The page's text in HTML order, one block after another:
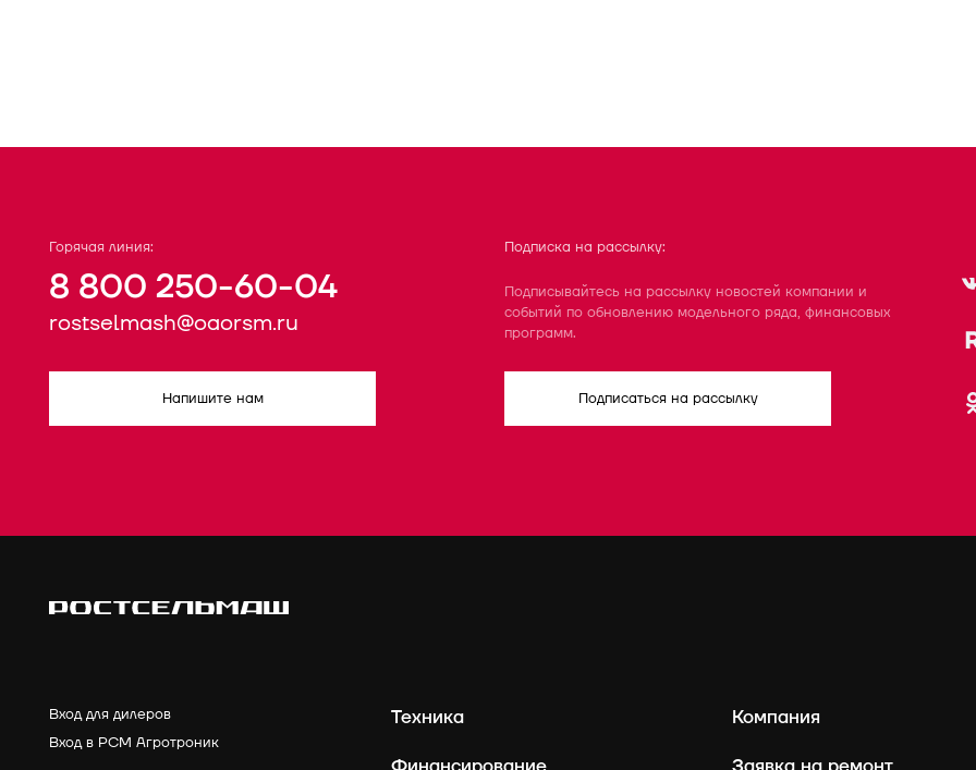
Горячая линия:
8 800 250-60-04
rostselmash@oaorsm.ru
Напишите нам
Подписка на рассылку:
Подписывайтесь на рассылку новостей компании и
событий по обновлению модельного ряда, финансовых
программ.
Подписаться на рассылку
Вход для дилеров
Вход в РСМ Агротроник
Техника
Компания